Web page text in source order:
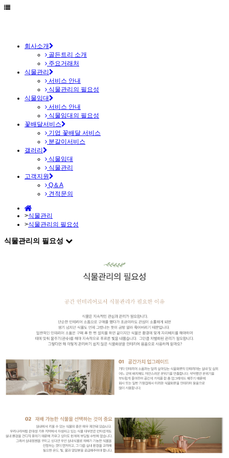
회사소개
골든트리 소개
주요거래처
식물관리
서비스 안내
식물관리의 필요성
식물임대
서비스 안내
식물임대의 필요성
꽃배달서비스
기업 꽃배달 서비스
분갈이서비스
갤러리
식물임대
식물관리
고객지원
Q＆A
견적문의
>식물관리
>식물관리의 필요성
식물관리의 필요성